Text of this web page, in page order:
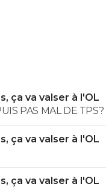
ça va valser à l'OL
PAS MAL DE TPS? lol. t
ça va valser à l'OL
ça va valser à l'OL